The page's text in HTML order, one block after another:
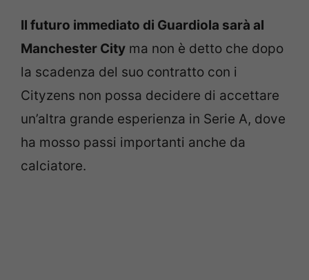
Il futuro immediato di Guardiola sarà al
Manchester City ma non è detto che dopo
la scadenza del suo contratto con i
Cityzens non possa decidere di accettare
un’altra grande esperienza in Serie A, dove
ha mosso passi importanti anche da
calciatore.